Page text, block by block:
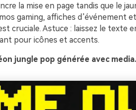
la mise en page tandis que le
gaming, affiches d’événement
cruciale. Astuce : laissez le texte
pour icônes et accents.
jungle pop générée avec